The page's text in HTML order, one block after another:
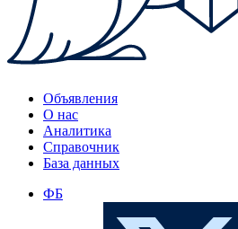
Объявления
О нас
Аналитика
Справочник
База данных
ФБ